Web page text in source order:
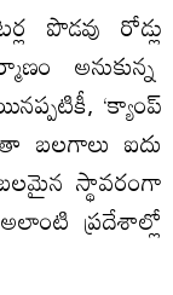
పొడవు రోడ్లు
అనుకున్న
‘క్యాంప్
బలగాలు ఐదు
స్థావరంగా
ప్రదేశాల్లో